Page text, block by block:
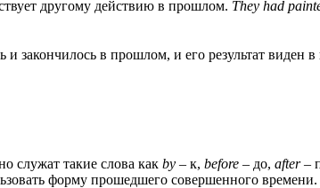
другому действию в прошлом. They had
и закончилось в прошлом, и его результат виден
служат такие слова как by – к, before – до, after–
форму прошедшего совершенного времени.